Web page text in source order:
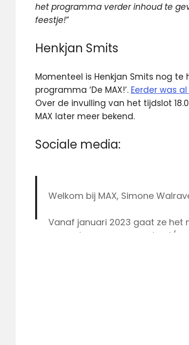
het programma verder inhoud te
feestje!”
Henkjan Smits
Momenteel is Henkjan Smits nog
programma ‘De MAX!’. Eerder was
Over de invulling van het tijdslot
MAX later meer bekend.
Sociale media:
Welkom bij MAX, Simone
Vanaf januari 2023 gaat ze
presenteren van maandag t/m